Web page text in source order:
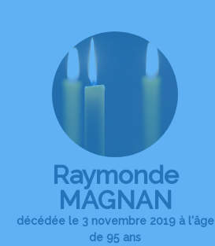
Raymonde
MAGNAN
décédée le 3 novembre 2019 à l'âge
de 95 ans